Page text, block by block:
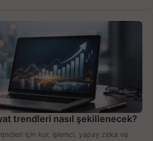
trendleri nasıl şekillenecek?
için kur, işlemci, yapay zeka ve